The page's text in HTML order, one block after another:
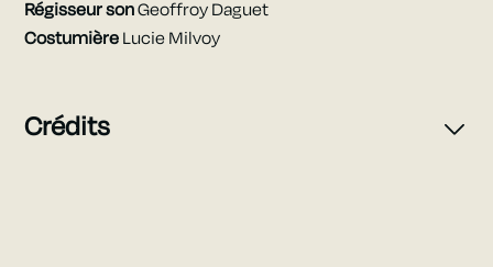
Régisseur sonGeoffroy Daguet
Costumière Lucie Milvoy
Crédits